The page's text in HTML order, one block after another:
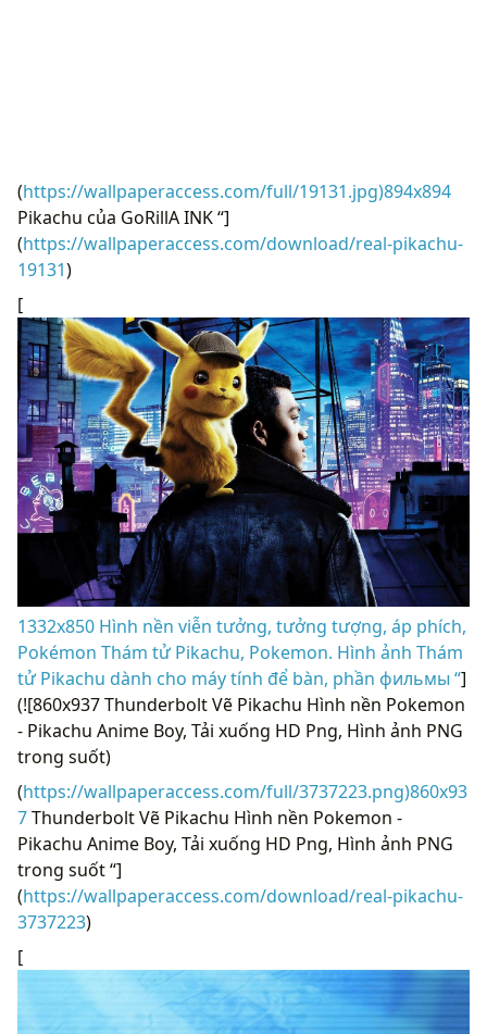
(https://wallpaperaccess.com/full/19131.jpg)894x894
Pikachu của GoRillA INK “]
(https://wallpaperaccess.com/download/real-pikachu-
19131)
[
1332x850 Hình nền viễn tưởng, tưởng tượng, áp phích,
Pokémon Thám tử Pikachu, Pokemon. Hình ảnh Thám
tử Pikachu dành cho máy tính để bàn, phần фильмы “]
(![860x937 Thunderbolt Vẽ Pikachu Hình nền Pokemon
- Pikachu Anime Boy, Tải xuống HD Png, Hình ảnh PNG
trong suốt)
(https://wallpaperaccess.com/full/3737223.png)860x93
7Thunderbolt Vẽ Pikachu Hình nền Pokemon -
Pikachu Anime Boy, Tải xuống HD Png, Hình ảnh PNG
trong suốt “]
(https://wallpaperaccess.com/download/real-pikachu-
3737223)
[